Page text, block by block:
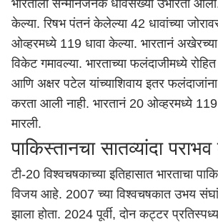
भारताला सन्मानजनक धावसंख्या उभारता
केल्या. रिषभ पंतनं केलेल्या 42 धावांच्या
ओव्हरमध्ये 119 धावा केल्या. भारतानं
विकेट गमावल्या. भारताच्या फलंदाजीमध्ये
आणि अक्षर पटेल यांच्याशिवाय इतर
करता आली नाही. भारतानं 20 ओव्हरमध्ये
मारली.
पाकिस्तानचा सातव्यांदा
टी-20 विश्वचषकाच्या इतिहासात भारताचा
विजय आहे. 2007 च्या विश्वचषकात उभय
झाला होता. 2024 पूर्वी, दोन कट्टर